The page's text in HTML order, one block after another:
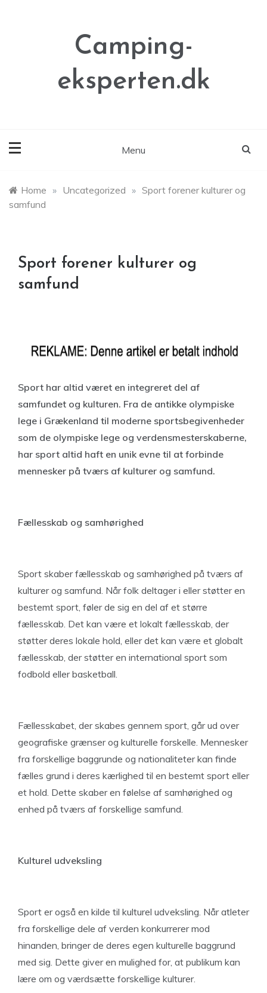
Camping-
eksperten.dk
Menu
Home » Uncategorized » Sport forener kulturer og
samfund
Sport forener kulturer og
samfund
Sport har altid været en integreret del af
samfundet og kulturen. Fra de antikke olympiske
lege i Grækenland til moderne sportsbegivenheder
som de olympiske lege og verdensmesterskaberne,
har sport altid haft en unik evne til at forbinde
mennesker på tværs af kulturer og samfund.
Fællesskab og samhørighed
Sport skaber fællesskab og samhørighed på tværs af
kulturer og samfund. Når folk deltager i eller støtter en
bestemt sport, føler de sig en del af et større
fællesskab. Det kan være et lokalt fællesskab, der
støtter deres lokale hold, eller det kan være et globalt
fællesskab, der støtter en international sport som
fodbold eller basketball.
Fællesskabet, der skabes gennem sport, går ud over
geografiske grænser og kulturelle forskelle. Mennesker
fra forskellige baggrunde og nationaliteter kan finde
fælles grund i deres kærlighed til en bestemt sport eller
et hold. Dette skaber en følelse af samhørighed og
enhed på tværs af forskellige samfund.
Kulturel udveksling
Sport er også en kilde til kulturel udveksling. Når atleter
fra forskellige dele af verden konkurrerer mod
hinanden, bringer de deres egen kulturelle baggrund
med sig. Dette giver en mulighed for, at publikum kan
lære om og værdsætte forskellige kulturer.